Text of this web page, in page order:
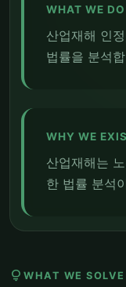
WHAT WE DO
산업재해 인
법률을 분석
WHY WE
산업재해는
한 법률 분석
lightbulb WHAT WE SOLVE